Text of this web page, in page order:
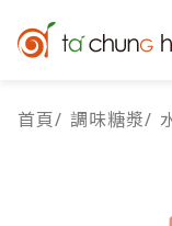
首頁/ 調味糖漿/